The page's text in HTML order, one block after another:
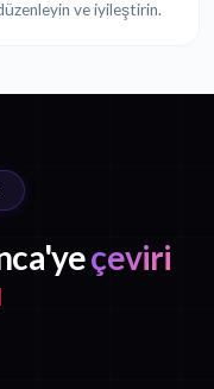
ve iyileştirin.
çeviri